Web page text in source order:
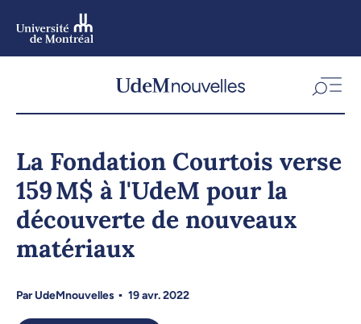
La Fondation Courtois verse
159 M$ à l'UdeM pour la
découverte de nouveaux
matériaux
ParUdeMnouvelles 19 avr. 2022